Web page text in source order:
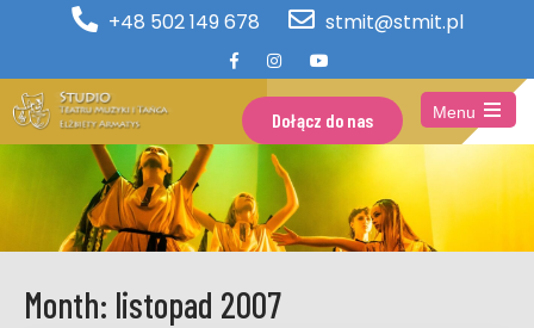
+48 502 149 678 stmit@stmit.pl
Dołącz do nas
Menu
Open
the
main
menu
Month: listopad 2007